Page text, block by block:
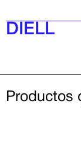
DIELL
Productos